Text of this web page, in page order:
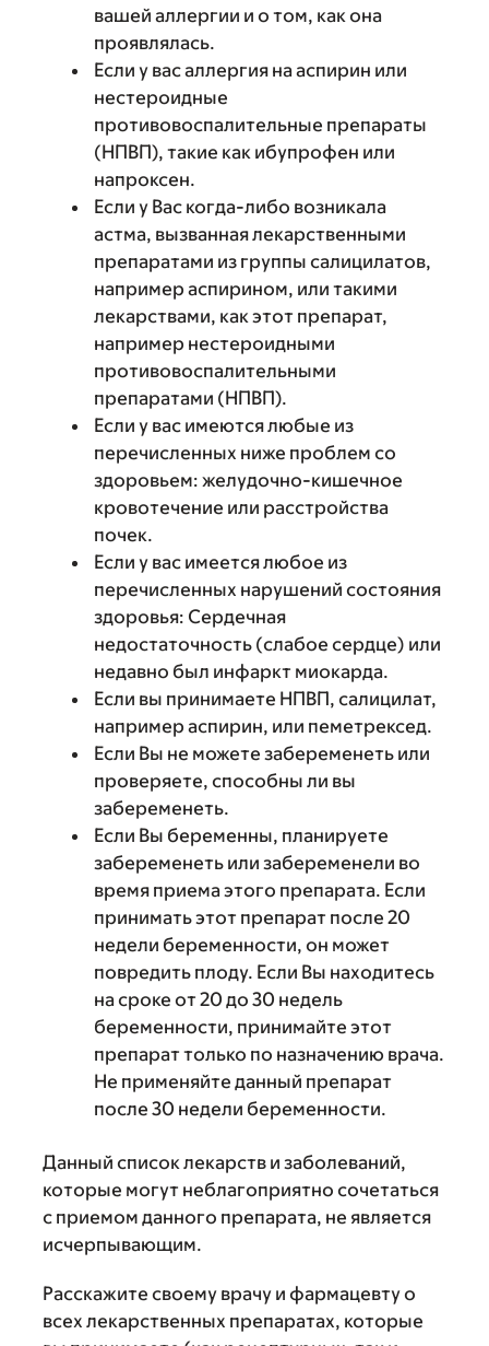
вашей аллергии и о том, как она
проявлялась.
Если у вас аллергия на аспирин или
нестероидные
противовоспалительные препараты
(НПВП), такие как ибупрофен или
напроксен.
Если у Вас когда-либо возникала
астма, вызванная лекарственными
препаратами из группы салицилатов,
например аспирином, или такими
лекарствами, как этот препарат,
например нестероидными
противовоспалительными
препаратами (НПВП).
Если у вас имеются любые из
перечисленных ниже проблем со
здоровьем: желудочно-кишечное
кровотечение или расстройства
почек.
Если у вас имеется любое из
перечисленных нарушений состояния
здоровья: Сердечная
недостаточность (слабое сердце) или
недавно был инфаркт миокарда.
Если вы принимаете НПВП, салицилат,
например аспирин, или пеметрексед.
Если Вы не можете забеременеть или
проверяете, способны ли вы
забеременеть.
Если Вы беременны, планируете
забеременеть или забеременели во
время приема этого препарата. Если
принимать этот препарат после 20
недели беременности, он может
повредить плоду. Если Вы находитесь
на сроке от 20 до 30 недель
беременности, принимайте этот
препарат только по назначению врача.
Не применяйте данный препарат
после 30 недели беременности.
Данный список лекарств и заболеваний,
которые могут неблагоприятно сочетаться
с приемом данного препарата, не является
исчерпывающим.
Расскажите своему врачу и фармацевту о
всех лекарственных препаратах, которые